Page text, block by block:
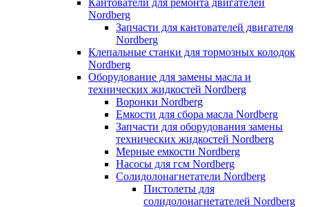
Nordberg
Запчасти для кантователей двигателя
Nordberg
Клепальные станки для тормозных колодок
Nordberg
Оборудование для замены масла и
технических жидкостей Nordberg
Воронки Nordberg
Емкости для сбора масла Nordberg
Запчасти для оборудования замены
технических жидкостей Nordberg
Мерные емкости Nordberg
Насосы для гсм Nordberg
Солидолонагнетатели Nordberg
Пистолеты для
солидолонагнетателей Nordberg